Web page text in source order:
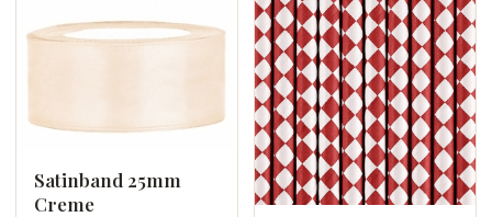
Satinband 25mm
Creme